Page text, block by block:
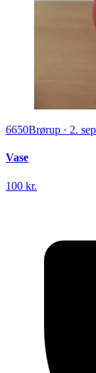
6650Brørup · 2.
Vase
100 kr.